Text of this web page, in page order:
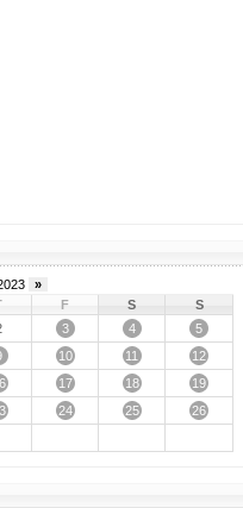
»
F S
S
3 4
5
10 11
12
17 18
19
24 25
26